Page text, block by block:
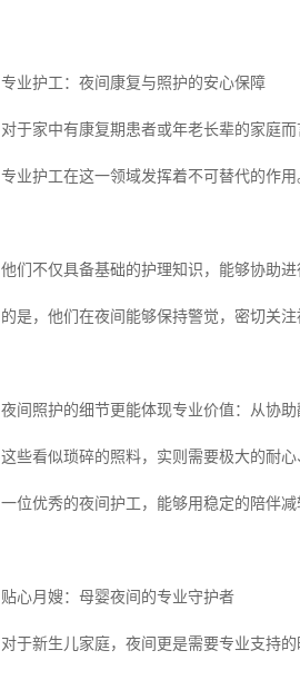
专业护工：夜间康复与照护的安心保障
对于家中有康复期患者或年老长辈的家庭
专业护工在这一领域发挥着不可替代的作用
他们不仅具备基础的护理知识，能够协助
的是，他们在夜间能够保持警觉，密切关
夜间照护的细节更能体现专业价值：从协
这些看似琐碎的照料，实则需要极大的耐心
一位优秀的夜间护工，能够用稳定的陪伴
贴心月嫂：母婴夜间的专业守护者
对于新生儿家庭，夜间更是需要专业支持的